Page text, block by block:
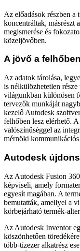
Az előadások részben a
koncentráltak, másrészt
megismerése és
közeljövőben.
A jövő a
Az adatok tárolása,
is nélkülözhetetlen
világunkban különösen
tervezők munkáját
kezelő Autodesk
felhőben lesz elérhető.
valószínűséggel az
mérnöki
Autodesk
Az Autodesk Fusion
képviseli, amely
egyesít magában. A
bemutatták, amellyel a
körbejárható termék-
Az Autodesk Inventor
köszönhetően
több-tízezer alkatrész